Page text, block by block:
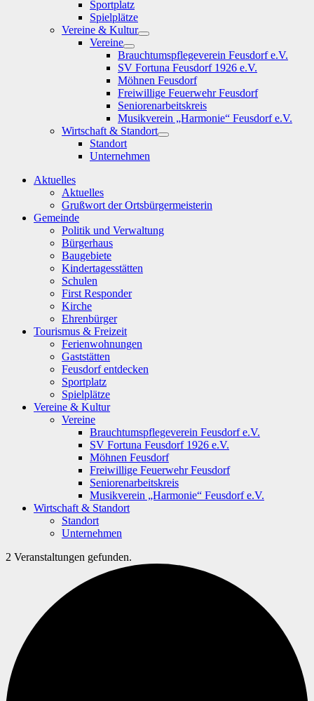
Sportplatz
Spielplätze
Vereine & Kultur
Show
sub
menu
Vereine
Show
sub
menu
Brauchtumspflegeverein Feusdorf e.V.
SV Fortuna Feusdorf 1926 e.V.
Möhnen Feusdorf
Freiwillige Feuerwehr Feusdorf
Seniorenarbeitskreis
Musikverein „Harmonie“ Feusdorf e.V.
Wirtschaft & Standort
Show
Standort
Unternehmen
Aktuelles
Aktuelles
Grußwort der Ortsbürgermeisterin
Gemeinde
Politik und Verwaltung
Bürgerhaus
Baugebiete
Kindertagesstätten
Schulen
First Responder
Kirche
Ehrenbürger
Tourismus & Freizeit
Ferienwohnungen
Gaststätten
Feusdorf entdecken
Sportplatz
Spielplätze
Vereine & Kultur
Vereine
Brauchtumspflegeverein Feusdorf e.V.
SV Fortuna Feusdorf 1926 e.V.
Möhnen Feusdorf
Freiwillige Feuerwehr Feusdorf
Seniorenarbeitskreis
Musikverein „Harmonie“ Feusdorf e.V.
Wirtschaft & Standort
Standort
Unternehmen
2 Veranstaltungen gefunden.